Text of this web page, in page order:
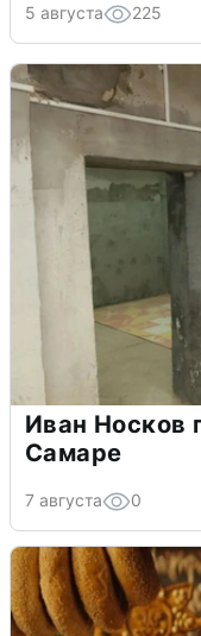
5 августа 225
Иван Носков
Самаре
7 августа 0